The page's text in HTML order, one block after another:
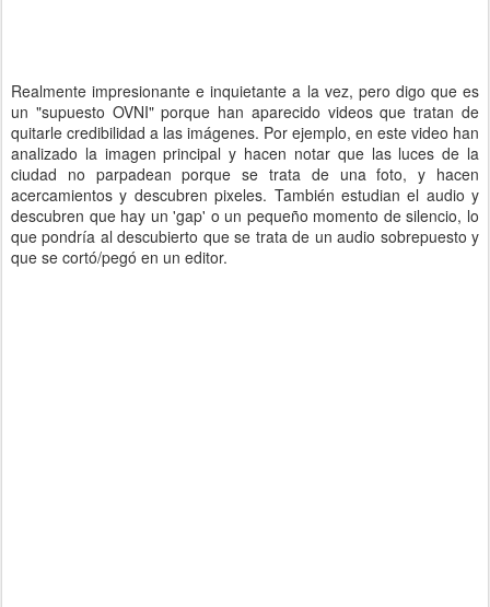
Realmente impresionante e inquietante a la vez, pero digo que es
un "supuesto OVNI" porque han aparecido videos que tratan de
quitarle credibilidad a las imágenes. Por ejemplo, en este video han
analizado la imagen principal y hacen notar que las luces de la
ciudad no parpadean porque se trata de una foto, y hacen
acercamientos y descubren pixeles. También estudian el audio y
descubren que hay un 'gap' o un pequeño momento de silencio, lo
que pondría al descubierto que se trata de un audio sobrepuesto y
que se cortó/pegó en un editor.